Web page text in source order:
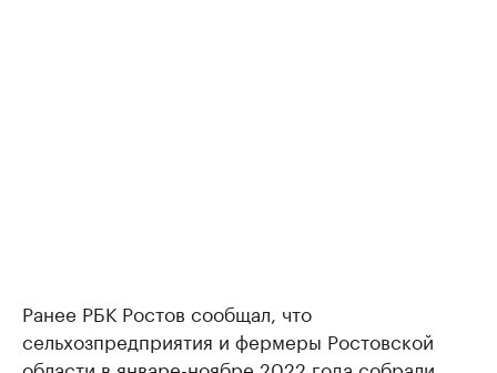
Ранее РБК Ростов сообщал, что
сельхозпредприятия и фермеры Ростовской